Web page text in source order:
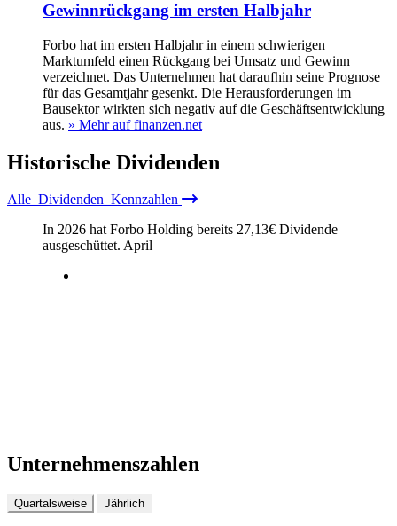
Gewinnrückgang im ersten Halbjahr
Forbo hat im ersten Halbjahr in einem schwierigen
Marktumfeld einen Rückgang bei Umsatz und Gewinn
verzeichnet. Das Unternehmen hat daraufhin seine Prognose
für das Gesamtjahr gesenkt. Die Herausforderungen im
Bausektor wirkten sich negativ auf die Geschäftsentwicklung
aus. » Mehr auf finanzen.net
Historische Dividenden
Alle Dividenden Kennzahlen
In 2026 hat Forbo Holding bereits 27,13€ Dividende
ausgeschüttet. April
Unternehmenszahlen
Quartalsweise Jährlich